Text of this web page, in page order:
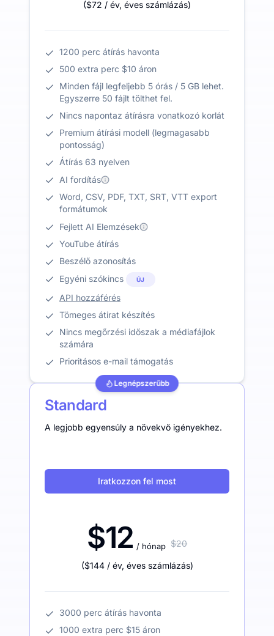
($72 / év, éves számlázás)
1200 perc átírás havonta
500 extra perc $10 áron
Minden fájl legfeljebb 5 órás / 5 GB lehet.
Egyszerre 50 fájlt tölthet fel.
Nincs napontaz átírásra vonatkozó korlát
Premium átírási modell (legmagasabb
pontosság)
Átírás 63 nyelven
AI fordítás
Word, CSV, PDF, TXT, SRT, VTT export
formátumok
Fejlett AI Elemzések
YouTube átírás
Beszélő azonosítás
Egyéni szókincs
ÚJ
API hozzáférés
Tömeges átirat készítés
Nincs megőrzési időszak a médiafájlok
számára
Prioritásos e-mail támogatás
Legnépszerűbb
Standard
A legjobb egyensúly a növekvő igényekhez.
Iratkozzon fel most
$12 / hónap $20
($144 / év, éves számlázás)
3000 perc átírás havonta
1000 extra perc $15 áron